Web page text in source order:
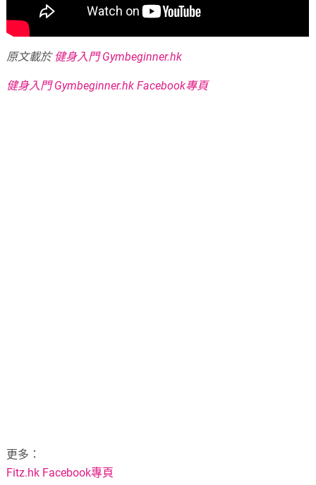
原文載於 健身入門 Gymbeginner.hk
健身入門 Gymbeginner.hk Facebook專頁
更多：
Fitz.hk Facebook專頁